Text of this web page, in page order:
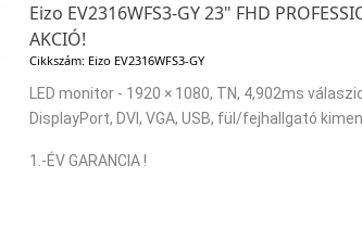
Eizo EV2316WFS3-GY 23" FHD
AKCIÓ!
Cikkszám: Eizo EV2316WFS3-GY
LED monitor - 1920 × 1080, TN, 4,902ms
DisplayPort, DVI, VGA, USB, fül/fejhallgató
1.-ÉV GARANCIA !